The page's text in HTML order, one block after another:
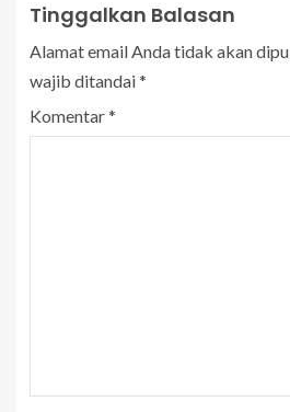
Tinggalkan Balasan
Alamat email Anda tidak akan
wajib ditandai*
Komentar*